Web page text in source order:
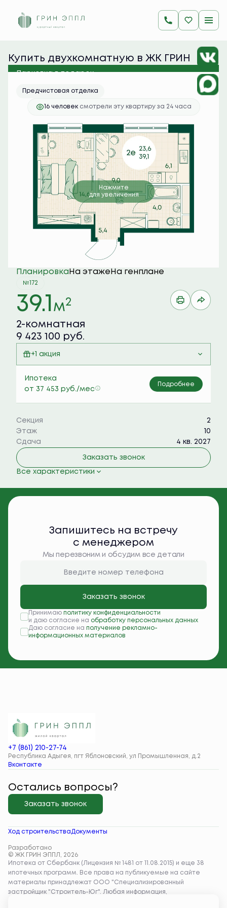
2-комнатная 39.1 м
9 423 100 руб.
Ипотека от 37 453 руб./мес.
Купить двухкомнатную в ЖК ГРИН
ЭППЛ
Парковка в подарок
Предчистовая отделка
16 человек смотрели эту квартиру за 24 часа
Нажмите
для увеличения
Планировка На этаже На генплане
№172
39.1 м2
2-комнатная
9 423 100 руб.
+1 акция
Ипотека
от 37 453 руб./мес
Подробнее
Секция
2
Этаж
10
Сдача
4 кв. 2027
Заказать звонок
Все характеристики
Запишитесь на встречу
с менеджером
Мы перезвоним и обсудим все детали
Заказать звонок
Принимаю политику конфиденциальности
и даю согласие на обработку персональных данных
Даю согласие на получение рекламно-
информационных материалов
+7 (861) 210-27-74
Республика Адыгея, пгт Яблоновский, ул Промышленная, д.2
Вконтакте
Ход строительстваДокументы
Разработано
© ЖК ГРИН ЭППЛ, 2026
Остались вопросы?
Заказать звонок